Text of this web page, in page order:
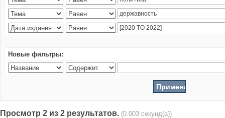
Новые фильтры:
Просмотр 2 из 2 результатов. (0.003 секунд(а))